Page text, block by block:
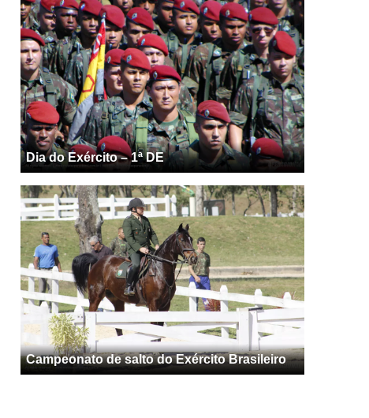
Dia do Exército – 1ª DE
Campeonato de salto do Exército Brasileiro